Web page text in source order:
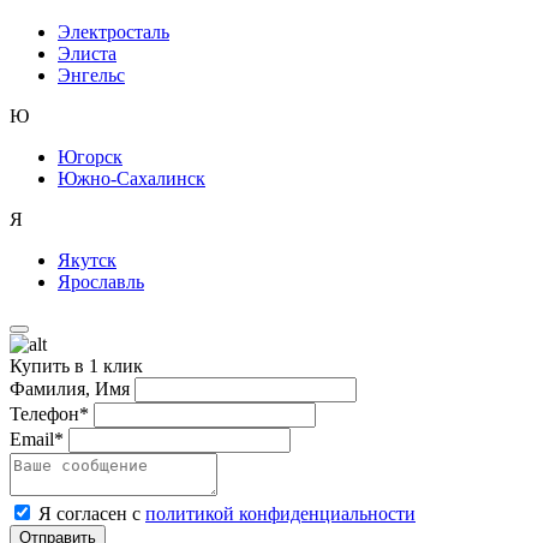
Электросталь
Элиста
Энгельс
Ю
Югорск
Южно-Сахалинск
Я
Якутск
Ярославль
Купить в 1 клик
Фамилия, Имя
Телефон*
Email*
Я согласен с политикой конфиденциальности